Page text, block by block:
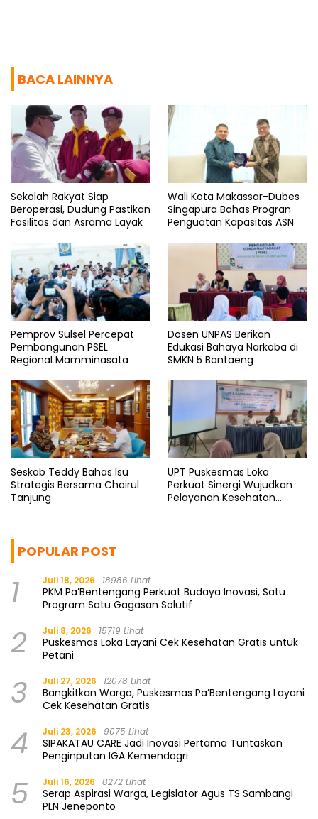
BACA LAINNYA
Sekolah Rakyat Siap
Beroperasi, Dudung Pastikan
Fasilitas dan Asrama Layak
Wali Kota Makassar-Dubes
Singapura Bahas Progran
Penguatan Kapasitas ASN
Pemprov Sulsel Percepat
Pembangunan PSEL
Regional Mamminasata
Dosen UNPAS Berikan
Edukasi Bahaya Narkoba di
SMKN 5 Bantaeng
Seskab Teddy Bahas Isu
Strategis Bersama Chairul
Tanjung
UPT Puskesmas Loka
Perkuat Sinergi Wujudkan
Pelayanan Kesehatan
POPULAR POST
1 Juli 18, 2026 18986 Lihat
PKM Pa’Bentengang Perkuat Budaya Inovasi, Satu
Program Satu Gagasan Solutif
2 Juli 8, 2026 15719 Lihat
Puskesmas Loka Layani Cek Kesehatan Gratis untuk
Petani
3 Juli 27, 2026 12078 Lihat
Bangkitkan Warga, Puskesmas Pa’Bentengang Layani
Cek Kesehatan Gratis
4 Juli 23, 2026 9075 Lihat
SIPAKATAU CARE Jadi Inovasi Pertama Tuntaskan
Penginputan IGA Kemendagri
5 Juli 16, 2026 8272 Lihat
Serap Aspirasi Warga, Legislator Agus TS Sambangi
PLN Jeneponto